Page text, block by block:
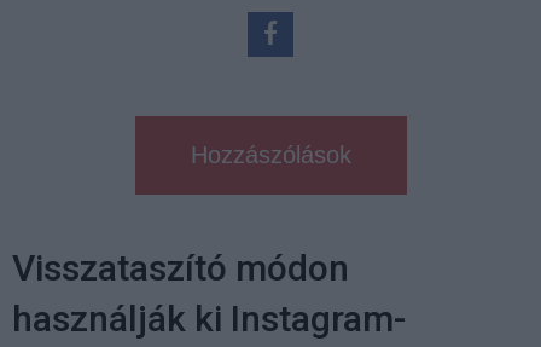
Hozzászólások
Visszataszító módon
használják ki Instagram-